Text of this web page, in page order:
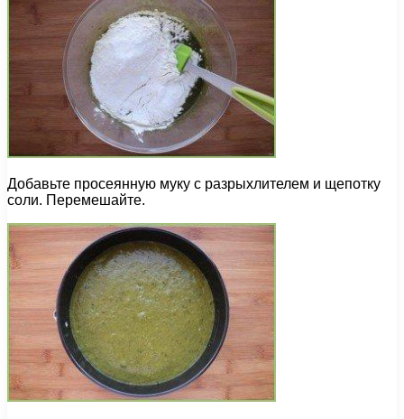
Добавьте просеянную муку с разрыхлителем и щепотку
соли. Перемешайте.